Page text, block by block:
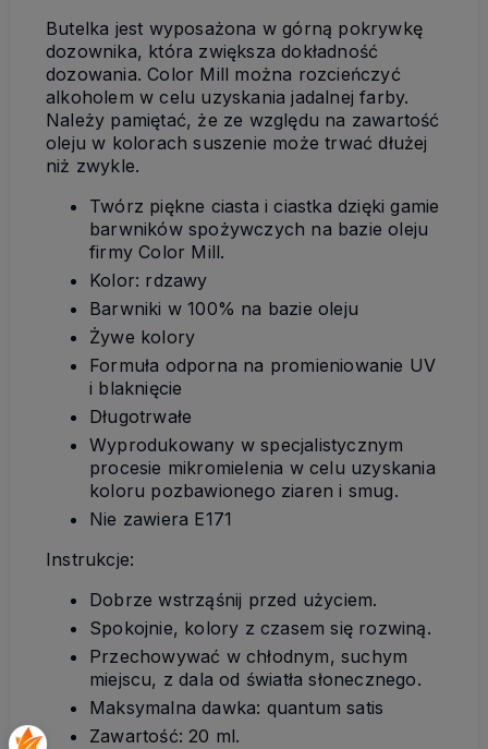
Butelka jest wyposażona w górną pokrywkę
dozownika, która zwiększa dokładność
dozowania. Color Mill można rozcieńczyć
alkoholem w celu uzyskania jadalnej farby.
Należy pamiętać, że ze względu na zawartość
oleju w kolorach suszenie może trwać dłużej
niż zwykle.
Twórz piękne ciasta i ciastka dzięki gamie
barwników spożywczych na bazie oleju
firmy Color Mill.
Kolor: rdzawy
Barwniki w 100% na bazie oleju
Żywe kolory
Formuła odporna na promieniowanie UV
i blaknięcie
Długotrwałe
Wyprodukowany w specjalistycznym
procesie mikromielenia w celu uzyskania
koloru pozbawionego ziaren i smug.
Nie zawiera E171
Instrukcje:
Dobrze wstrząśnij przed użyciem.
Spokojnie, kolory z czasem się rozwiną.
Przechowywać w chłodnym, suchym
miejscu, z dala od światła słonecznego.
Maksymalna dawka: quantum satis
Zawartość: 20 ml.